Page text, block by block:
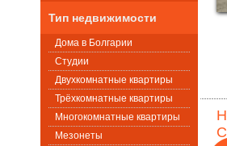
Тип недвижимости
Дома в Болгарии
Студии
Двухкомнатные квартиры
Трёхкомнатные квартиры
Многокомнатные квартиры
Мезонеты